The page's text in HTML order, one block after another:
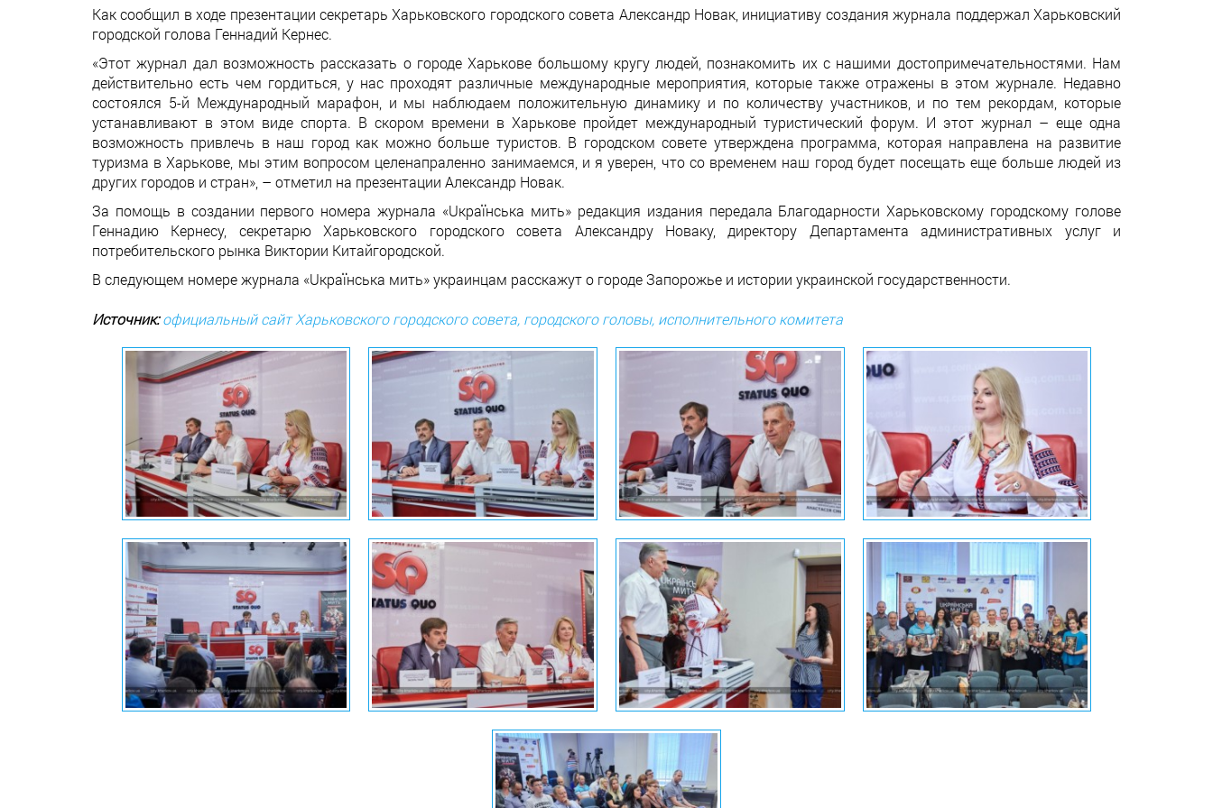
Как сообщил в ходе презентации секретарь Харьковского городского совета Александр Новак, инициативу создания журнала поддержал Харьковский
городской голова Геннадий Кернес.
«Этот журнал дал возможность рассказать о городе Харькове большому кругу людей, познакомить их с нашими достопримечательностями. Нам
действительно есть чем гордиться, у нас проходят различные международные мероприятия, которые также отражены в этом журнале. Недавно
состоялся 5-й Международный марафон, и мы наблюдаем положительную динамику и по количеству участников, и по тем рекордам, которые
устанавливают в этом виде спорта. В скором времени в Харькове пройдет международный туристический форум. И этот журнал – еще одна
возможность привлечь в наш город как можно больше туристов. В городском совете утверждена программа, которая направлена на развитие
туризма в Харькове, мы этим вопросом целенапраленно занимаемся, и я уверен, что со временем наш город будет посещать еще больше людей из
других городов и стран», – отметил на презентации Александр Новак.
За помощь в создании первого номера журнала «Uкраїнська мить» редакция издания передала Благодарности Харьковскому городскому голове
Геннадию Кернесу, секретарю Харьковского городского совета Александру Новаку, директору Департамента административных услуг и
потребительского рынка Виктории Китайгородской.
В следующем номере журнала «Uкраїнська мить» украинцам расскажут о городе Запорожье и истории украинской государственности.
Источник:официальный сайт Харьковского городского совета, городского головы, исполнительного комитета